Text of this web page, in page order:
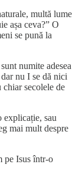
multă lume
așa ceva?” O
se pună la
numite adesea
nu I se dă nici
secolele de
explicație, sau
mai mult despre
pe Isus într-o